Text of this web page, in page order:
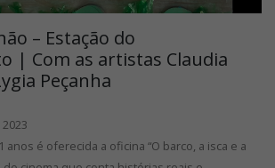
– Estação do
| Com as artistas Claudia
Peçanha
anos é oferecida a oficina “O barco, a isca e a